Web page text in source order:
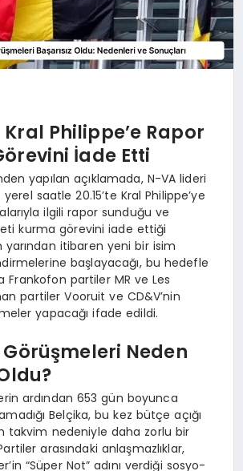
Kral Philippe’e Rapor
İade Etti
yapılan açıklamada, N-VA lideri
saatle 20.15’te Kral Philippe’ye
ilgili rapor sunduğu ve
kurma görevini iade ettiği
yarından itibaren yeni bir isim
başlayacağı, bu hedefle
Frankofon partiler MR ve Les
partiler Vooruit ve CD&V’nin
yapacağı ifade edildi.
Neden
ardından 653 gün boyunca
Belçika, bu kez bütçe açığı
takvim nedeniyle daha zorlu bir
arasındaki anlaşmazlıklar,
“Süper Not” adını verdiği sosyo-